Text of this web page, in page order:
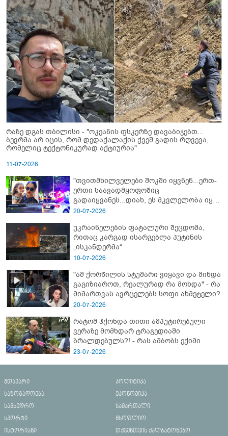
რაზე დგას თბილისი - "ოკეანის ფსკერზე დავაბიჯებთ...
ბევრმა არ იცის, რომ დედაქალაქის ქვეშ გადის რღვევა,
რომელიც ტექტონიკურად აქტიურია"
11-07-2026
"თვითმხილველები შოკში იყვნენ...ერთ-
ერთი საავადმყოფოშიც
გადაიყვანეს...დიახ, ეს მკვლელობა იყო"
- გორში დატრიალებული ტრაგედიის
20-07-2026
უკრაინელების ფატალური შეცდომა,
რითაც კარგად ისარგებლა პუტინის
„ისკანდერმა“
10-07-2026
"ამ ქორწილის სტუმარი ვიყავი და მინდა
გაგიზიაროთ, რეალურად რა მოხდა" - რა
მიმართვას ავრცელებს სოფი ახმეტელი?
20-07-2026
რატომ ჰქონდა თითი ამპუტირებული
ვერაზე მომხდარ ტრაგედიაში
ბრალდებულს?! - რას ამბობს ექიმი
23-07-2026
მთავარი
პოლიტიკა
საზოგადოება
ეკონომიკა
სამხედრო
სამართალი
სპორტი
მსოფლიო
ისტორიანი
თქვენთვის ქალბატონებო